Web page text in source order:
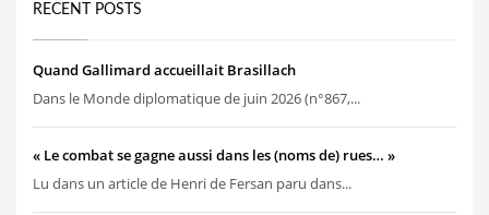
RECENT POSTS
Quand Gallimard accueillait Brasillach
Dans le Monde diplomatique de juin 2026 (n°867,...
« Le combat se gagne aussi dans les (noms de) rues… »
Lu dans un article de Henri de Fersan paru dans...